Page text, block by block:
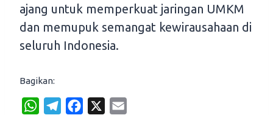
ajang untuk memperkuat jaringan UMKM
dan memupuk semangat kewirausahaan di
seluruh Indonesia.
Bagikan:
W